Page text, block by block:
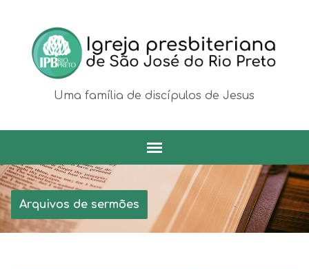
Uma família de discípulos de Jesus
Arquivos de sermões